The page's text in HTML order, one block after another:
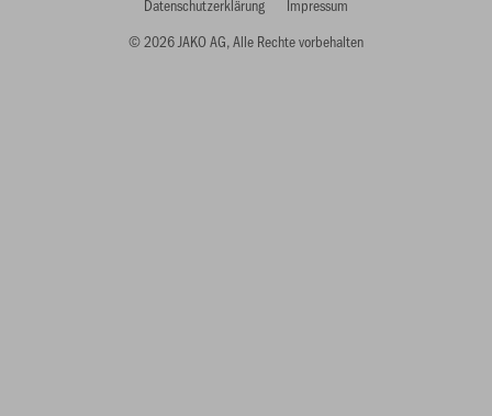
© 2026 JAKO AG, Alle Rechte vorbehalten
Datenschutzerklärung
Impressum